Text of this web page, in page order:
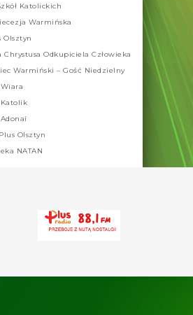
Katolickich
Warmińska
Olsztyn
Chrystusa Odkupiciela Człowieka
Warmiński – Gość Niedzielny
Olsztyn
NATAN